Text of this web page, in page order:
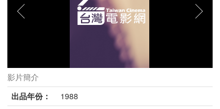
丑探七個半劇照
影片簡介
出品年份：
1988